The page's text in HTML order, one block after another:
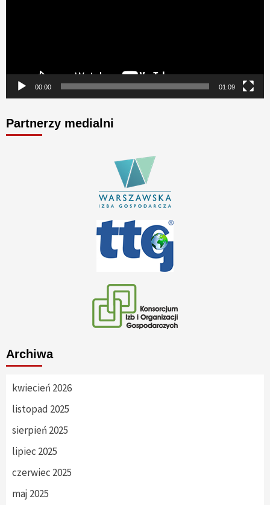
00:00 01:09
Partnerzy medialni
Archiwa
kwiecień 2026
listopad 2025
sierpień 2025
lipiec 2025
czerwiec 2025
maj 2025